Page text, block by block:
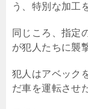
う、特別な加工
同じころ、指定
が犯人たちに襲
犯人はアベック
だ車を運転させ